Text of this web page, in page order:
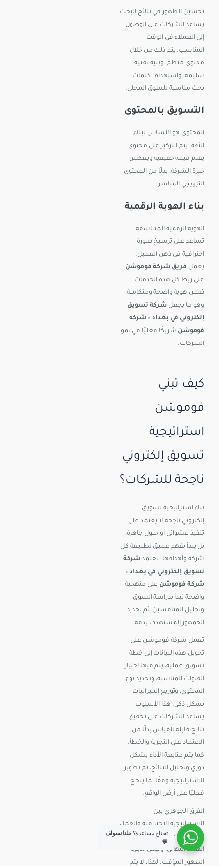
تحسين الظهور في نتائج البحث
يساعد الشركات على الوصول
إلى العملاء في الوقت
المناسب. يتم ذلك من خلال
محتوى منظم، وبنية تقنية
سليمة، واستهداف كلمات
بحث مناسبة للسوق المحلي.
التسويق بالمحتوى
المحتوى هو الأساس لبناء
الثقة. يتم التركيز على محتوى
يقدم قيمة حقيقية ويعكس
خبرة الشركة، بدلًا من المحتوى
الترويجي المباشر.
بناء الهوية الرقمية
الهوية الرقمية المتناسقة
تساعد على ترسيخ صورة
احترافية في ذهن العميل.
يعمل فريق شركة فوموشن
على ربط كل هذه الخدمات
ضمن هوية واضحة ومتكاملة،
وهو ما يجعل شركة تسويق
إلكتروني في بغداد – شركة
فوموشن شريكًا فعليًا في نمو
الشركات.
كيف تبني
فوموشن
استراتيجية
تسويق إلكتروني
ناجحة للشركات؟
بناء استراتيجية تسويق
إلكتروني ناجحة لا يعتمد على
تنفيذ عشوائي أو حلول جاهزة،
بل يبدأ بفهم عميق لطبيعة كل
شركة وأهدافها. تعتمد شركة
تسويق إلكتروني في بغداد –
شركة فوموشن على منهجية
واضحة تبدأ بدراسة السوق
وتحليل المنافسين، ثم تحديد
الجمهور المستهدف بدقة.
تعمل شركة فوموشن على
تحويل هذه البيانات إلى خطة
تسويق عملية، يتم فيها اختيار
القنوات المناسبة، وتحديد نوع
المحتوى، وتوزيع الميزانيات
بشكل ذكي. هذا الأسلوب
يساعد الشركات على تحقيق
نتائج قابلة للقياس بدلًا من
الاعتماد على التجربة والخطأ.
كما يتم متابعة الأداء بشكل
دوري وتحليل النتائج، ثم تطوير
الاستراتيجية وفقًا لما ينجح
فعليًا على أرض الواقع.
الفرق الجوهري بين
الاستراتيجية الاحترافية والعمل
العشوائي هو التركيز على
الهدف النهائي، وليس مجرد
الظهور المؤقت. لهذا، لا يتم
تحتاج مساعدة؟ خلنا نسولف
💬